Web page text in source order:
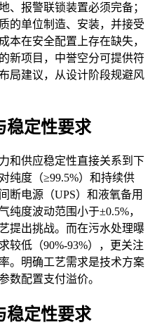
、报警联锁装置必须完备；
的单位制造、安装，并接受
本在安全配置上存在缺失，
新项目，中誉空分可提供符
局建议，从设计阶段规避风
稳定性要求
和供应稳定性直接关系到下
纯度（≥99.5%）和持续供
断电源（UPS）和液氧备用
纯度波动范围小于±0.5%，
提出挑战。而在污水处理曝
较低（90%-93%），更关注
。明确工艺需求是技术方案
数配置支付溢价。
稳定性要求